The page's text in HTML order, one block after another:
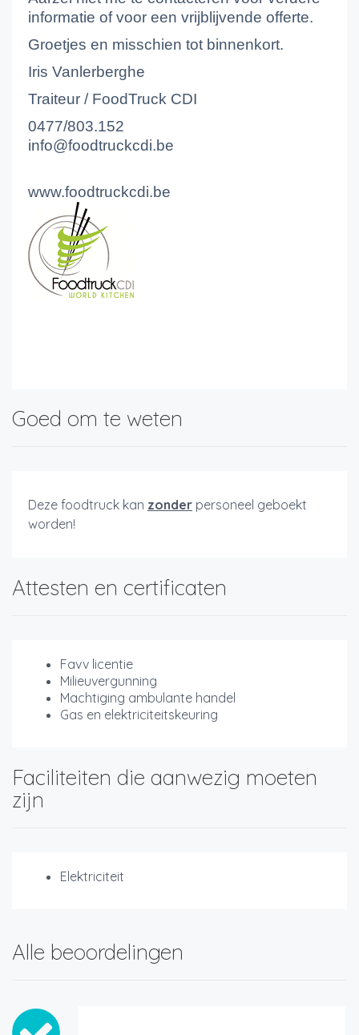
informatie of voor een vrijblijvende offerte.
Groetjes en misschien tot binnenkort.
Iris Vanlerberghe
Traiteur / FoodTruck CDI
0477/803.152
info@foodtruckcdi.be
www.foodtruckcdi.be
Goed om te weten
Deze foodtruck kan zonder personeel geboekt
worden!
Attesten en certificaten
Favv licentie
Milieuvergunning
Machtiging ambulante handel
Gas en elektriciteitskeuring
Faciliteiten die aanwezig moeten
zijn
Elektriciteit
Alle beoordelingen